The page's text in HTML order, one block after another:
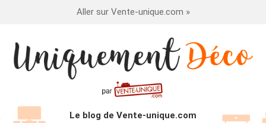
Aller sur Vente-unique.com »
Le blog de Vente-unique.com